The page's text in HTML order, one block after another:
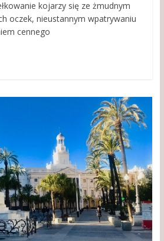
kojarzy się ze żmudnym
oczek, nieustannym wpatrywaniu
cennego